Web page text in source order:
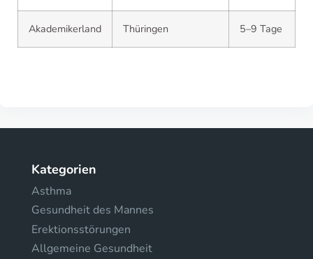
Akademikerland Thüringen 5–9 Tage
Kategorien
Asthma
Gesundheit des Mannes
Erektionsstörungen
Allgemeine Gesundheit